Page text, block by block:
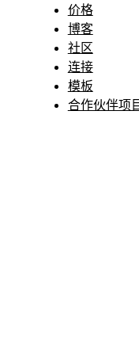
价格
博客
社区
连接
模板
合作伙伴项